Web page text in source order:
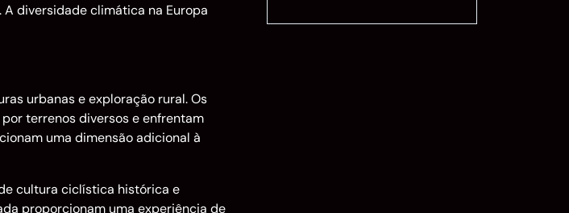
diversidade climática na Europa
urbanas e exploração rural. Os
terrenos diversos e enfrentam
uma dimensão adicional à
cultura ciclística histórica e
proporcionam uma experiência de